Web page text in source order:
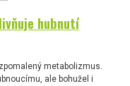
hubnutí
metabolizmus.
ale bohužel i